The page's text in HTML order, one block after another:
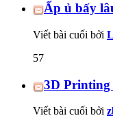
Ấp ủ bấy
Viết bài cuối bởi
57
3D Printing
Viết bài cuối bởi